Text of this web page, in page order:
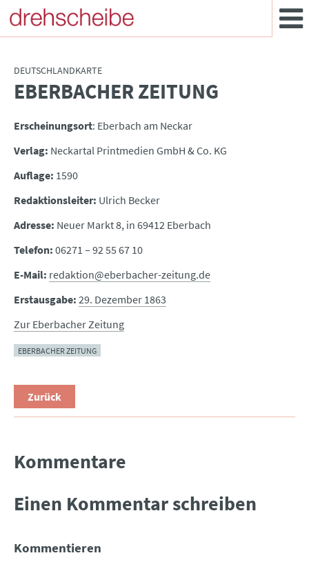
DEUTSCHLANDKARTE
:EBERBACHER ZEITUNG
Erscheinungsort: Eberbach am Neckar
Verlag: Neckartal Printmedien GmbH & Co. KG
Auflage: 1590
Redaktionsleiter: Ulrich Becker
Adresse: Neuer Markt 8, in 69412 Eberbach
Telefon: 06271 – 92 55 67 10
E-Mail: redaktion@eberbacher-zeitung.de
Erstausgabe: 29. Dezember 1863
Zur Eberbacher Zeitung
EBERBACHER ZEITUNG
Zurück
Kommentare
Einen Kommentar schreiben
Kommentieren